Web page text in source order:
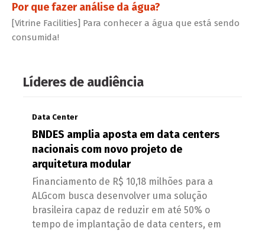
Por que fazer análise da água?
[Vitrine Facilities] Para conhecer a água que está sendo
consumida!
Líderes de audiência
Data Center
BNDES amplia aposta em data centers
nacionais com novo projeto de
arquitetura modular
Financiamento de R$ 10,18 milhões para a
ALGcom busca desenvolver uma solução
brasileira capaz de reduzir em até 50% o
tempo de implantação de data centers, em